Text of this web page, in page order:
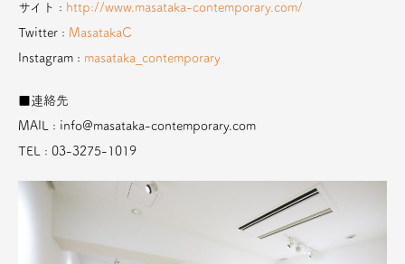
サイト : http://www.masataka-contemporary.com/
Twitter : MasatakaC
Instagram : masataka_contemporary
■連絡先
MAIL : info@masataka-contemporary.com
TEL : 03-3275-1019